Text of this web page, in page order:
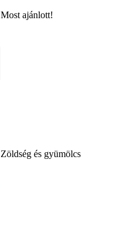
Most ajánlott!
Zöldség és gyümölcs